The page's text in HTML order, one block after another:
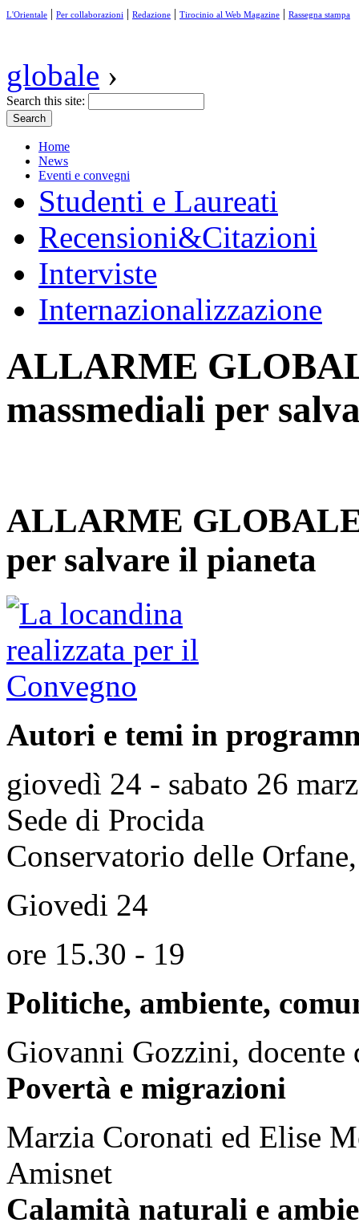
L'Orientale | Per collaborazioni | Redazione | Tirocinio al Web Magazine | Rassegna stampa
globale ›
Search this site:
Home
News
Eventi e convegni
Studenti e Laureati
Recensioni&Citazioni
Interviste
Internazionalizzazione
ALLARME
massmediali per
ALLARME GLOBALE
per salvare il pianeta
Autori e temi in
giovedì 24 - sabato 26
Sede di Procida
Conservatorio delle
Giovedi 24
ore 15.30 - 19
Politiche, ambiente,
Giovanni Gozzini,
Povertà e migrazioni
Marzia Coronati ed Elise
Amisnet
Calamità naturali e